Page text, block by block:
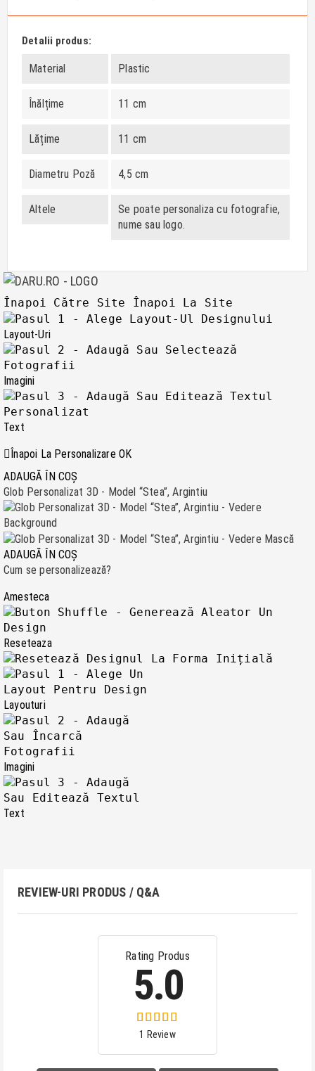
Detalii produs:
Material Plastic
Înălțime 11 cm
Lățime 11 cm
Diametru Poză 4,5 cm
Altele
Se poate personaliza cu fotografie,
nume sau logo.
Înapoi Către Site Înapoi La Site
Layout-Uri
Imagini
Text
Înapoi La Personalizare OK
ADAUGĂ ÎN COȘ
Glob Personalizat 3D - Model “Stea”, Argintiu
ADAUGĂ ÎN COȘ
Cum se personalizează?
Amesteca
Reseteaza
Layouturi
Imagini
Text
REVIEW-URI PRODUS / Q&A
Rating Produs
5.0
1 Review